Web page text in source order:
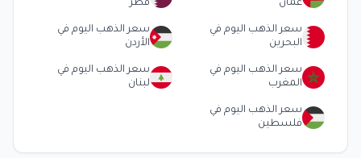
عمان
قطر
سعر الذهب اليوم في
البحرين
سعر الذهب اليوم في
الأردن
سعر الذهب اليوم في
المغرب
سعر الذهب اليوم في
لبنان
سعر الذهب اليوم في
فلسطين